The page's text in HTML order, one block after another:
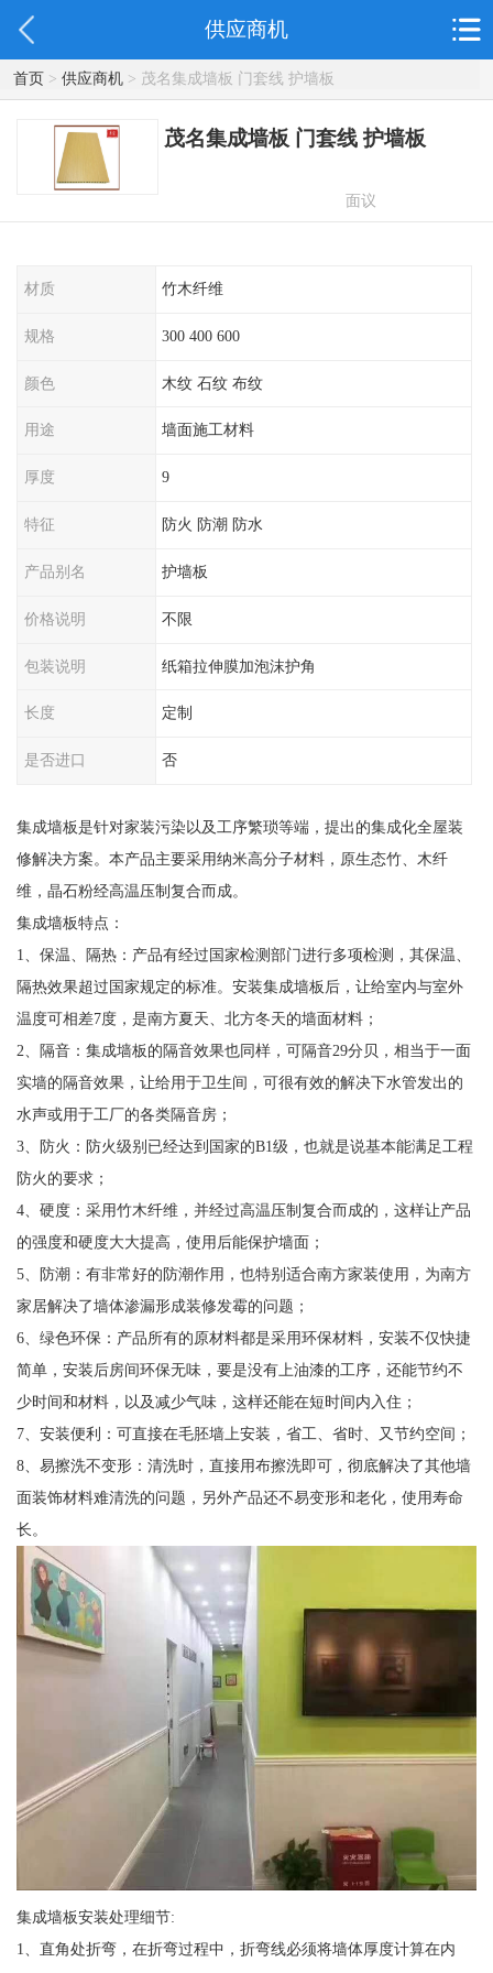
供应商机
首页> 供应商机> 茂名集成墙板 门套线 护墙板
茂名集成墙板 门套线 护墙板
面议
材质 竹木纤维
规格 300 400 600
颜色 木纹 石纹 布纹
用途 墙面施工材料
厚度 9
特征 防火 防潮 防水
产品别名 护墙板
价格说明 不限
包装说明 纸箱拉伸膜加泡沫护角
长度 定制
是否进口 否
集成墙板是针对家装污染以及工序繁琐等端，提出的集成化全屋装
修解决方案。本产品主要采用纳米高分子材料，原生态竹、木纤
维，晶石粉经高温压制复合而成。
集成墙板特点：
1、保温、隔热：产品有经过国家检测部门进行多项检测，其保温、
隔热效果超过国家规定的标准。安装集成墙板后，让给室内与室外
温度可相差7度，是南方夏天、北方冬天的墙面材料；
2、隔音：集成墙板的隔音效果也同样，可隔音29分贝，相当于一面
实墙的隔音效果，让给用于卫生间，可很有效的解决下水管发出的
水声或用于工厂的各类隔音房；
3、防火：防火级别已经达到国家的B1级，也就是说基本能满足工程
防火的要求；
4、硬度：采用竹木纤维，并经过高温压制复合而成的，这样让产品
的强度和硬度大大提高，使用后能保护墙面；
5、防潮：有非常好的防潮作用，也特别适合南方家装使用，为南方
家居解决了墙体渗漏形成装修发霉的问题；
6、绿色环保：产品所有的原材料都是采用环保材料，安装不仅快捷
简单，安装后房间环保无味，要是没有上油漆的工序，还能节约不
少时间和材料，以及减少气味，这样还能在短时间内入住；
7、安装便利：可直接在毛胚墙上安装，省工、省时、又节约空间；
8、易擦洗不变形：清洗时，直接用布擦洗即可，彻底解决了其他墙
面装饰材料难清洗的问题，另外产品还不易变形和老化，使用寿命
长。
集成墙板安装处理细节:
1、直角处折弯，在折弯过程中，折弯线必须将墙体厚度计算在内